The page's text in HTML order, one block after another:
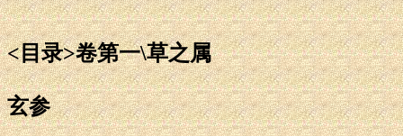
<目录>卷第一\草之属
玄参